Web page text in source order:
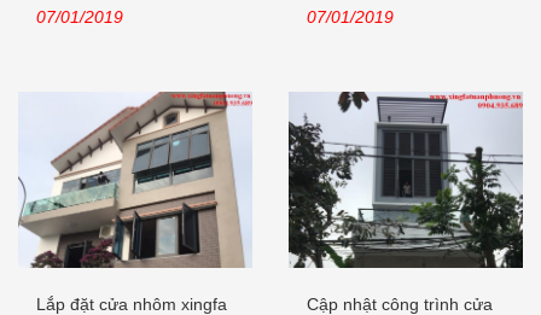
năm 2019
07/01/2019
Nội năm...
07/01/2019
Lắp đặt cửa nhôm xingfa Cập nhật công trình cửa